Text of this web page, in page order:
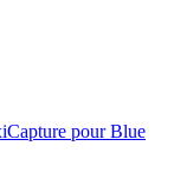
pour Blue